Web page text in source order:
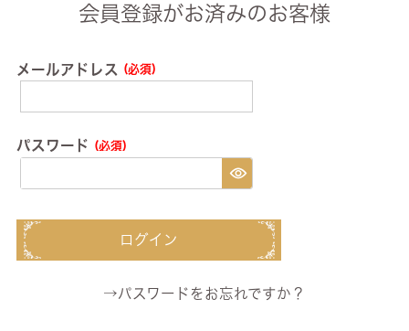
会員登録がお済みのお客様
メールアドレス
パスワード
ログイン
→パスワードをお忘れですか？